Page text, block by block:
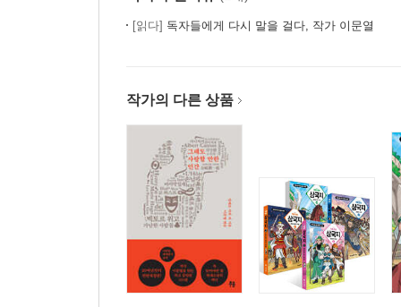
[읽다] 독자들에게 다시 말을 걸다, 작가 이문열
작가의 다른 상품